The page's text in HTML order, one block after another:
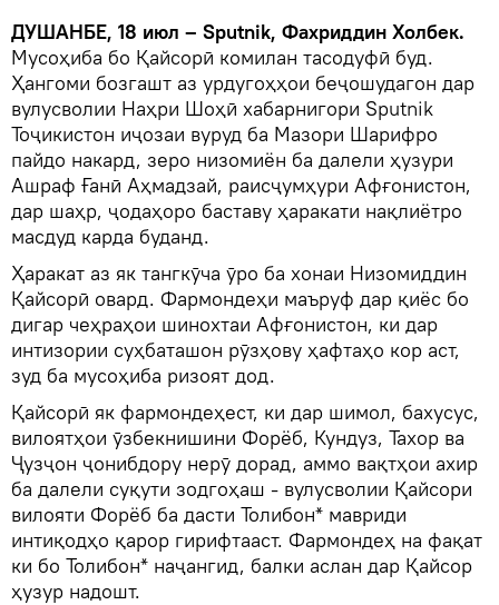
ДУШАНБЕ, 18 июл – Sputnik, Фахриддин Холбек.
Мусоҳиба бо Қайсорӣ комилан тасодуфӣ буд.
Ҳангоми бозгашт аз урдугоҳҳои беҷошудагон дар
вулусволии Наҳри Шоҳӣ хабарнигори Sputnik
Тоҷикистон иҷозаи вуруд ба Мазори Шарифро
пайдо накард, зеро низомиён ба далели ҳузури
Ашраф Ғанӣ Аҳмадзай, раисҷумҳури Афғонистон,
дар шаҳр, ҷодаҳоро баставу ҳаракати нақлиётро
масдуд карда буданд.
Ҳаракат аз як тангкӯча ӯро ба хонаи Низомиддин
Қайсорӣ овард. Фармондеҳи маъруф дар қиёс бо
дигар чеҳраҳои шинохтаи Афғонистон, ки дар
интизории суҳбаташон рӯзҳову ҳафтаҳо кор аст,
зуд ба мусоҳиба ризоят дод.
Қайсорӣ як фармондеҳест, ки дар шимол, бахусус,
вилоятҳои ӯзбекнишини Форёб, Кундуз, Тахор ва
Ҷузҷон ҷонибдору нерӯ дорад, аммо вақтҳои ахир
ба далели суқути зодгоҳаш - вулусволии Қайсори
вилояти Форёб ба дасти Толибон* мавриди
интиқодҳо қарор гирифтааст. Фармондеҳ на фақат
ки бо Толибон* наҷангид, балки аслан дар Қайсор
ҳузур надошт.